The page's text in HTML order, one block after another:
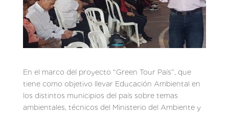
En el marco del proyecto “Green Tour País”, que
tiene como objetivo llevar Educación Ambiental en
los distintos municipios del país sobre temas
ambientales, técnicos del Ministerio del Ambiente y